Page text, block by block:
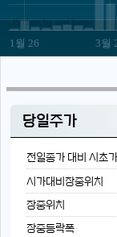
1월 26 3월
JS chart by amCharts
당일주가
전일종가 대비 시초
시가대비장중위치
장중위치
장중등락폭